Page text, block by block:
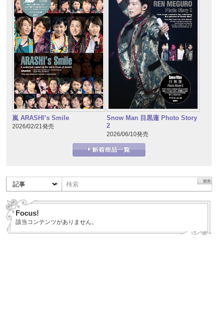
嵐 ARASHI’s Smile
2026/02/21発売
Snow Man 目黒蓮 Photo Story
2
2026/06/10発売
Focus!
該当コンテンツがありません。